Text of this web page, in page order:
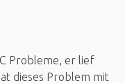
Probleme, er lief
dieses Problem mit